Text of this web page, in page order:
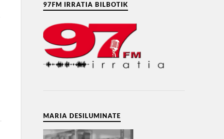
97FM IRRATIA BILBOTIK
MARIA DESILUMINATE